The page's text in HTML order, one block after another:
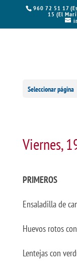
960 72 51 17
15 (El
Seleccionar página
Viernes,
PRIMEROS
Ensaladilla de
Huevos rotos
Lentejas con